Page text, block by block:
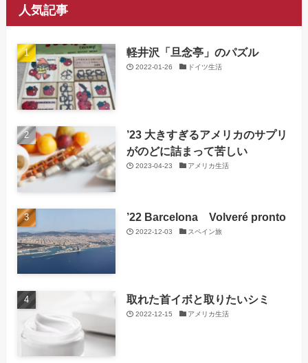
人気記事
軽井沢「旦念亭」のパズル
2022-01-26 ドイツ生活
’23 大きすぎるアメリカのサプリ
がのどに詰まって苦しい
2023-04-23 アメリカ生活
’22 Barcelona Volveré pronto
2022-12-03 スペイン旅
取れた首イボと取りたいシミ
2022-12-15 アメリカ生活